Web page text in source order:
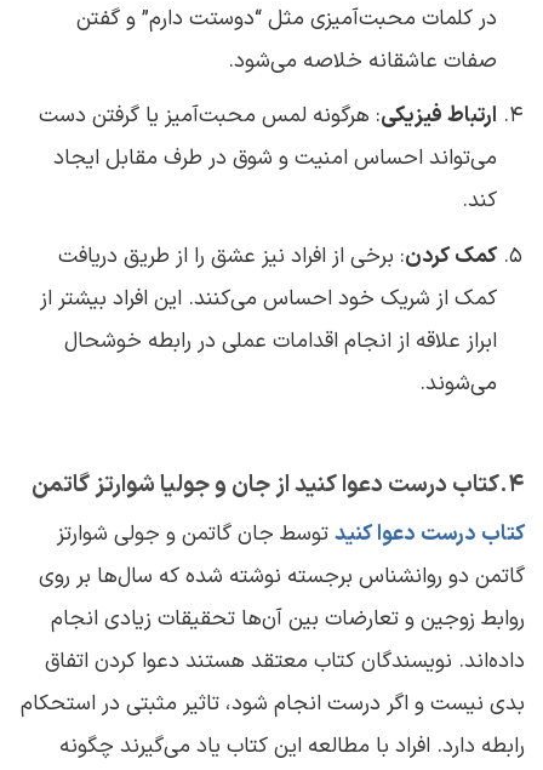
در کلمات محبت‌آمیزی مثل “دوستت دارم” و گفتن
صفات عاشقانه خلاصه می‌شود.
ارتباط فیزیکی: هرگونه لمس محبت‌آمیز یا گرفتن دست
می‌تواند احساس امنیت و شوق در طرف مقابل ایجاد
کند.
کمک کردن: برخی از افراد نیز عشق را از طریق دریافت
کمک از شریک خود احساس می‌کنند. این افراد بیشتر از
ابراز علاقه از انجام اقدامات عملی در رابطه خوشحال
می‌شوند.
4.کتاب درست دعوا کنید از جان و جولیا شوارتز گاتمن
کتاب درست دعوا کنیدتوسط جان گاتمن و جولی شوارتز
گاتمن دو روانشناس برجسته نوشته شده که سال‌ها بر روی
روابط زوجین و تعارضات بین آن‌ها تحقیقات زیادی انجام
داده‌اند. نویسندگان کتاب معتقد هستند دعوا کردن اتفاق
بدی نیست و اگر درست انجام شود، تاثیر مثبتی در استحکام
رابطه دارد. افراد با مطالعه این کتاب یاد می‌گیرند چگونه